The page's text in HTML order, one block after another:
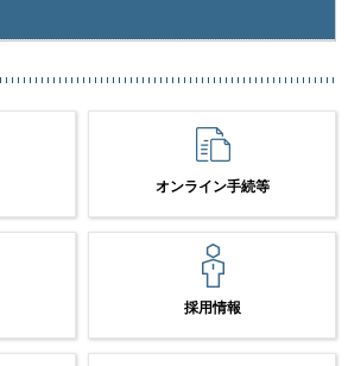
オンライン手続等
採用情報